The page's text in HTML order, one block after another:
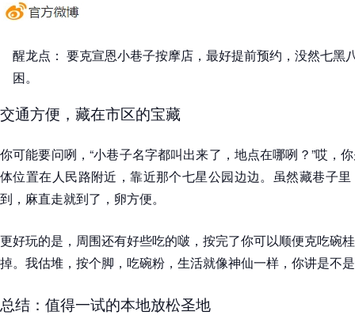
醒龙点： 要克宣恩小巷子按摩店，最好提前预约，没然七黑
困。
交通方便，藏在市区的宝藏
你可能要问咧，“小巷子名字都叫出来了，地点在哪咧？”哎，
体位置在人民路附近，靠近那个七星公园边边。虽然藏巷子
到，麻直走就到了，卵方便。
更好玩的是，周围还有好些吃的啵，按完了你可以顺便克吃碗
掉。我估堆，按个脚，吃碗粉，生活就像神仙一样，你讲是不
总结：值得一试的本地放松圣地